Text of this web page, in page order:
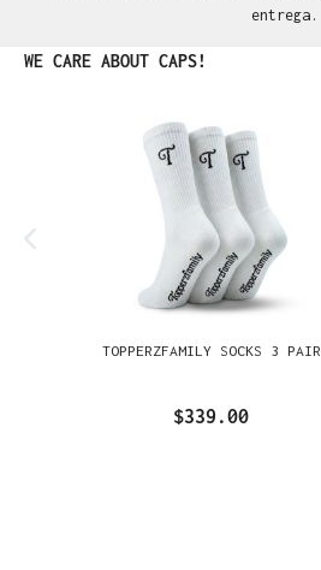
entrega.
Omitir la galería de productos
WE CARE ABOUT CAPS!
TOPPERZFAMILY SOCKS 3 PAIR
$339.00